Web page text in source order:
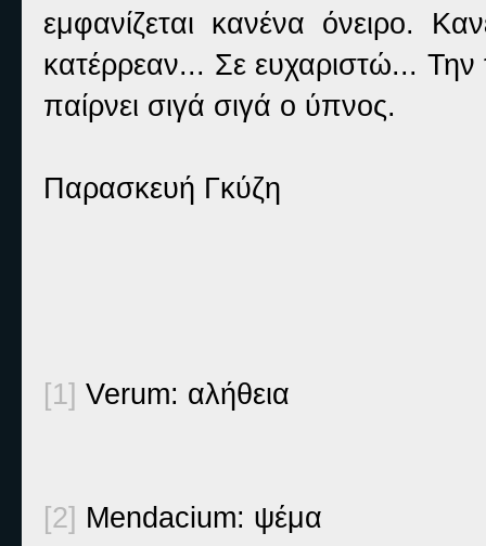
εμφανίζεται κανένα όνειρο.
κατέρρεαν... Σε ευχαριστώ...
παίρνει σιγά σιγά ο ύπνος.
Παρασκευή Γκύζη
[1] Verum: αλήθεια
[2] Mendacium: ψέμα